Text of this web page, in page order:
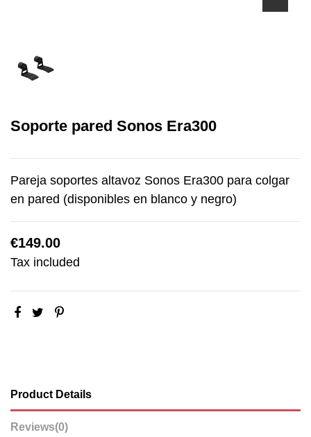
Soporte pared Sonos Era300
Pareja soportes altavoz Sonos Era300 para colgar
en pared (disponibles en blanco y negro)
€149.00
Tax included
Product Details
Reviews(0)